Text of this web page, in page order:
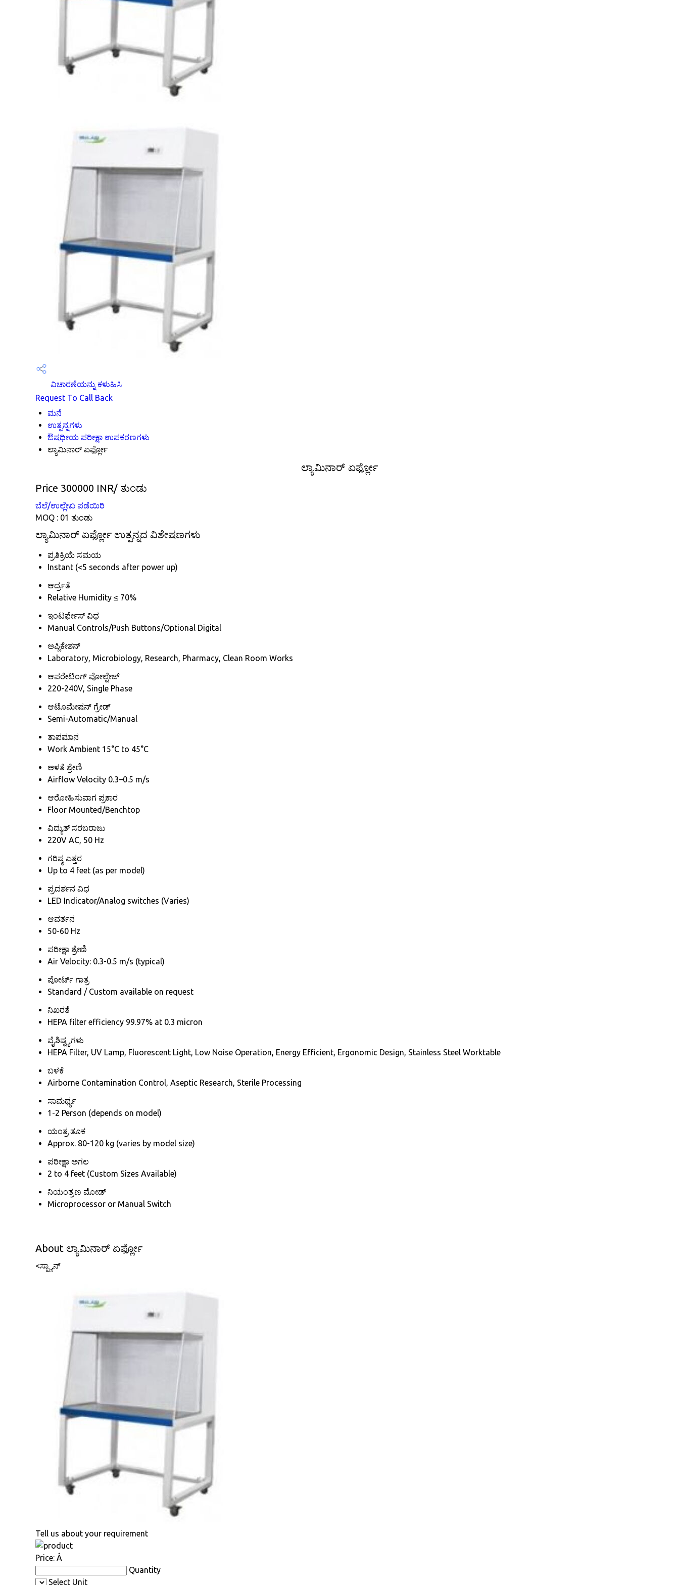
ವಿಚಾರಣೆಯನ್ನು ಕಳುಹಿಸಿ
Request To Call Back
ಮನೆ
ಉತ್ಪನ್ನಗಳು
ಔಷಧೀಯ ಪರೀಕ್ಷಾ ಉಪಕರಣಗಳು
ಲ್ಯಾಮಿನಾರ್ ಏರ್ಫ್ಲೋ
ಲ್ಯಾಮಿನಾರ್ ಏರ್ಫ್ಲೋ
Price 300000 INR/ ತುಂಡು
ಬೆಲೆ/ಉಲ್ಲೇಖ ಪಡೆಯಿರಿ
MOQ : 01 ತುಂಡು
ಲ್ಯಾಮಿನಾರ್ ಏರ್ಫ್ಲೋ ಉತ್ಪನ್ನದ ವಿಶೇಷಣಗಳು
ಪ್ರತಿಕ್ರಿಯೆ ಸಮಯ
Instant (<5 seconds after power up)
ಆರ್ದ್ರತೆ
Relative Humidity ≤ 70%
ಇಂಟರ್ಫೇಸ್ ವಿಧ
Manual Controls/Push Buttons/Optional Digital
ಅಪ್ಲಿಕೇಶನ್
Laboratory, Microbiology, Research, Pharmacy, Clean Room Works
ಆಪರೇಟಿಂಗ್ ವೋಲ್ಟೇಜ್
220-240V, Single Phase
ಆಟೊಮೇಷನ್ ಗ್ರೇಡ್
Semi-Automatic/Manual
ತಾಪಮಾನ
Work Ambient 15°C to 45°C
ಅಳತೆ ಶ್ರೇಣಿ
Airflow Velocity 0.3–0.5 m/s
ಆರೋಹಿಸುವಾಗ ಪ್ರಕಾರ
Floor Mounted/Benchtop
ವಿದ್ಯುತ್ ಸರಬರಾಜು
220V AC, 50 Hz
ಗರಿಷ್ಠ ಎತ್ತರ
Up to 4 feet (as per model)
ಪ್ರದರ್ಶನ ವಿಧ
LED Indicator/Analog switches (Varies)
ಆವರ್ತನ
50-60 Hz
ಪರೀಕ್ಷಾ ಶ್ರೇಣಿ
Air Velocity: 0.3-0.5 m/s (typical)
ಪೋರ್ಟ್ ಗಾತ್ರ
Standard / Custom available on request
ನಿಖರತೆ
HEPA filter efficiency 99.97% at 0.3 micron
ವೈಶಿಷ್ಟ್ಯಗಳು
HEPA Filter, UV Lamp, Fluorescent Light, Low Noise Operation, Energy Efficient, Ergonomic Design, Stainless Steel Worktable
ಬಳಕೆ
Airborne Contamination Control, Aseptic Research, Sterile Processing
ಸಾಮರ್ಥ್ಯ
1-2 Person (depends on model)
ಯಂತ್ರ ತೂಕ
Approx. 80-120 kg (varies by model size)
ಪರೀಕ್ಷಾ ಅಗಲ
2 to 4 feet (Custom Sizes Available)
ನಿಯಂತ್ರಣ ಮೋಡ್
Microprocessor or Manual Switch
About ಲ್ಯಾಮಿನಾರ್ ಏರ್ಫ್ಲೋ
<ಸ್ಪ್ಯಾನ್
Tell us about your requirement
Price: Â
Quantity
Select Unit